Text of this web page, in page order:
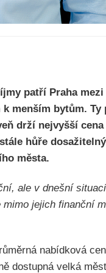
patří Praha
menším bytům. Ty
drží nejvyšší
hůře
města.
ale v dnešní
jejich finanční
nabídková
dostupná velká